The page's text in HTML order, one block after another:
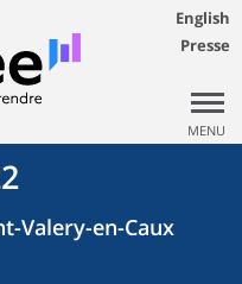
English
Presse
MENU
Valery-en-Caux